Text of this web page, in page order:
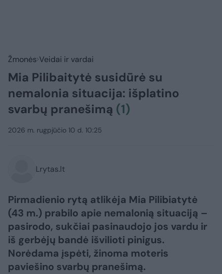
Žmonės Veidai ir vardai
Mia Pilibaitytė susidūrė su
nemalonia situacija: išplatino
svarbų pranešimą (1)
2026 m. rugpjūčio 10 d. 10:25
Lrytas.lt
Pirmadienio rytą atlikėja Mia Pilibiatytė
(43 m.) prabilo apie nemalonią situaciją –
pasirodo, sukčiai pasinaudojo jos vardu ir
iš gerbėjų bandė išvilioti pinigus.
Norėdama įspėti, žinoma moteris
paviešino svarbų pranešimą.